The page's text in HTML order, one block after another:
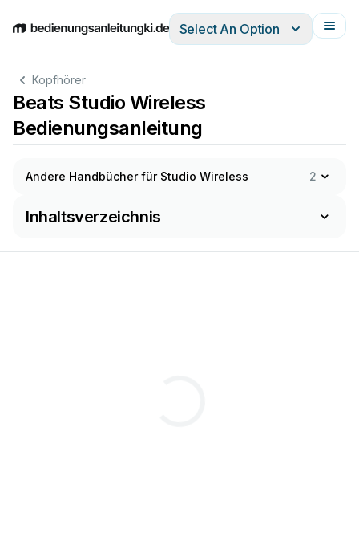
EnglishDeutschEspañolItalianoFrançais
Select An Option
Kopfhörer
Beats Studio Wireless
Bedienungsanleitung
Andere Handbücher für Studio Wireless 2
Inhaltsverzeichnis